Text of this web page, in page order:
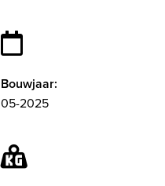
Bouwjaar:
05-2025